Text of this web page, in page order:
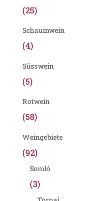
(25)
Schaumwein
(4)
Süsswein
(5)
Rotwein
(58)
Weingebiete
(92)
Somló
(3)